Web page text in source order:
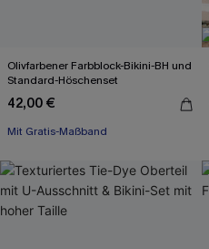
Olivfarbener Farbblock-Bikini-BH und
Standard-Höschenset
42,00 €
Mit Gratis-Maßband
Separate Größen